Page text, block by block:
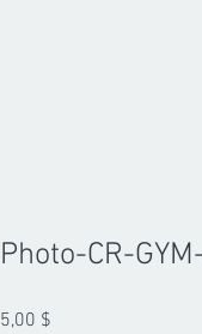
Photo-CR-
5,00 $